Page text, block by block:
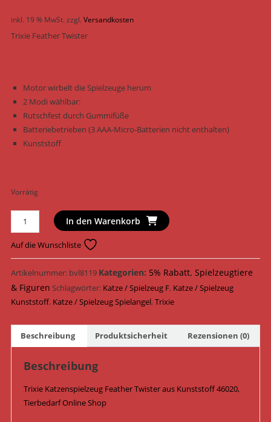
inkl. 19 % MwSt. zzgl. Versandkosten
Trixie Feather Twister
Motor wirbelt die Spielzeuge herum
2 Modi wählbar:
Rutschfest durch Gummifüße
Batteriebetrieben (3 AAA-Micro-Batterien nicht enthalten)
Kunststoff
Vorrätig
Trixie
Katzenspielzeug
Feather
Twister
Kunststoff
23
cm
15
46020
In den Warenkorb
Auf die Wunschliste
Artikelnummer: bvl8119 Kategorien: 5% Rabatt, Spielzeugtiere
& Figuren Schlagwörter: Katze / Spielzeug F, Katze / Spielzeug
Kunststoff, Katze / Spielzeug Spielangel,Trixie
Beschreibung Produktsicherheit Rezensionen (0)
Beschreibung
Trixie Katzenspielzeug Feather Twister aus Kunststoff 46020,
Tierbedarf Online Shop